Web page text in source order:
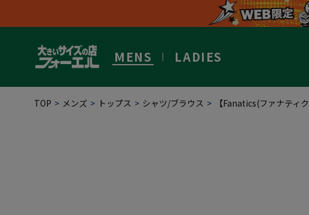
MENS LADIES
TOP メンズ トップス シャツ/ブラウス 【Fanatics(ファナティ